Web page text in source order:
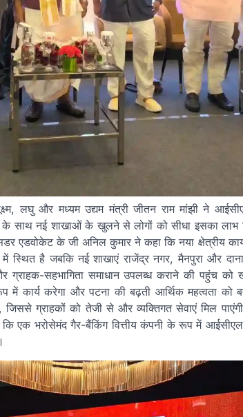
लघु और मध्यम उद्यम मंत्री जीतन राम मांझी ने
के साथ नई शाखाओं के खुलने से लोगों को सीधा इसका लाभ
एडवोकेट के जी अनिल कुमार ने कहा कि नया क्षेत्रीय
स्थित है जबकि नई शाखाएं राजेंद्र नगर, मैनपुरा और
ग्राहक-सहभागिता समाधान उपलब्ध कराने की पहुंच को
कार्य करेगा और पटना की बढ़ती आर्थिक महत्वता को
ग्राहकों को तेजी से और व्यक्तिगत सेवाएं मिल
एक भरोसेमंद गैर-बैंकिंग वित्तीय कंपनी के रूप में आईसीएल